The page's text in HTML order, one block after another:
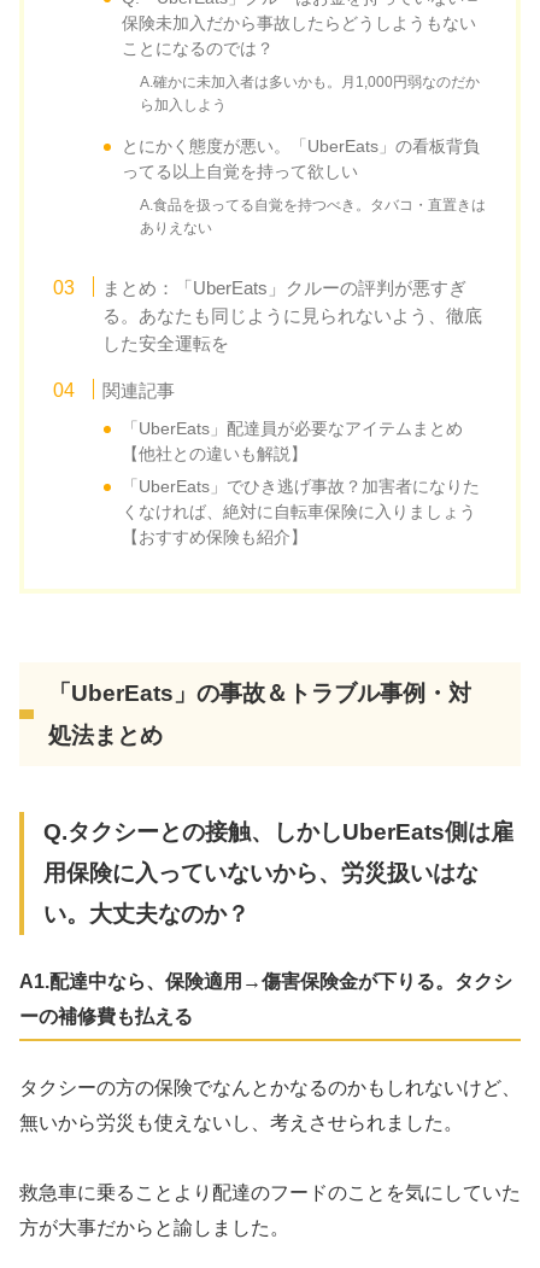
保険未加入だから事故したらどうしようもない
ことになるのでは？
A.確かに未加入者は多いかも。月1,000円弱なのだか
ら加入しよう
とにかく態度が悪い。「UberEats」の看板背負
ってる以上自覚を持って欲しい
A.食品を扱ってる自覚を持つべき。タバコ・直置きは
ありえない
まとめ：「UberEats」クルーの評判が悪すぎ
る。あなたも同じように見られないよう、徹底
した安全運転を
関連記事
「UberEats」配達員が必要なアイテムまとめ
【他社との違いも解説】
「UberEats」でひき逃げ事故？加害者になりた
くなければ、絶対に自転車保険に入りましょう
【おすすめ保険も紹介】
「UberEats」の事故＆トラブル事例・対
処法まとめ
Q.タクシーとの接触、しかしUberEats側は雇
用保険に入っていないから、労災扱いはな
い。大丈夫なのか？
A1.配達中なら、保険適用→傷害保険金が下りる。タクシ
ーの補修費も払える
タクシーの方の保険でなんとかなるのかもしれないけど、
無いから労災も使えないし、考えさせられました。
救急車に乗ることより配達のフードのことを気にしていた
方が大事だからと諭しました。